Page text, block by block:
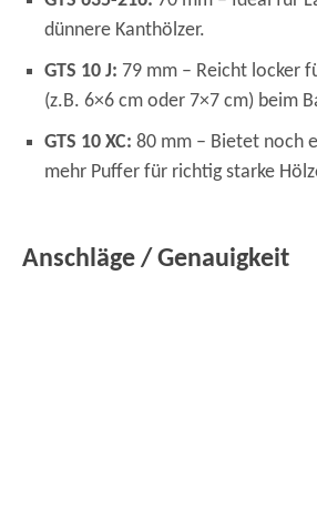
dünnere Kanthölzer.
GTS 10 J: 79 mm – Reicht locker
(z.B. 6×6 cm oder 7×7 cm) beim
GTS 10 XC: 80 mm – Bietet noch
mehr Puffer für richtig starke
Anschläge / Genauigkeit